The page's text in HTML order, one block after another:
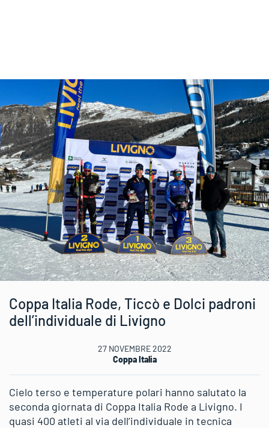
Coppa Italia Rode, Ticcò e Dolci padroni
dell’individuale di Livigno
27 NOVEMBRE 2022
Coppa Italia
Cielo terso e temperature polari hanno salutato la
seconda giornata di Coppa Italia Rode a Livigno. I
quasi 400 atleti al via dell’individuale in tecnica